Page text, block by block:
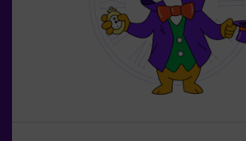
dificultad alta pero si incluyes las
en tu reserva, podremos añadir pistas
que bajar el nivel de dificultad.